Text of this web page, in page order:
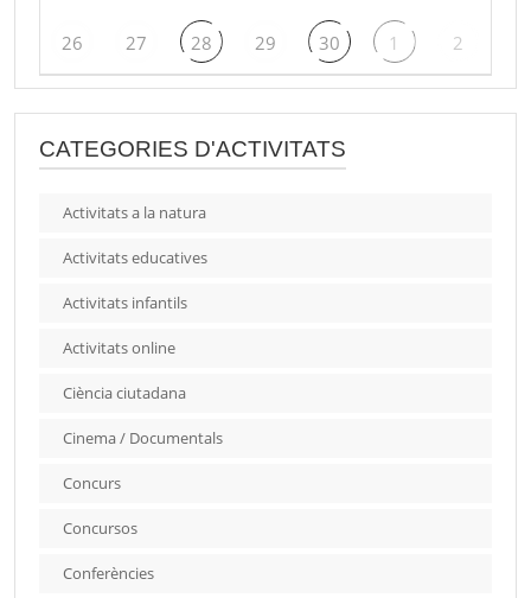
26 27 28 29 30 1 2
CATEGORIES D'ACTIVITATS
Activitats a la natura
Activitats educatives
Activitats infantils
Activitats online
Ciència ciutadana
Cinema / Documentals
Concurs
Concursos
Conferències